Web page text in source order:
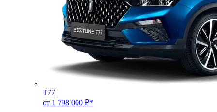
T77
от 1 798 000 ₽*